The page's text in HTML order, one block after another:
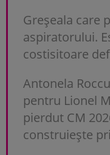
Greșeala care
aspiratorului.
costisitoare
Antonela
pentru Lionel
pierdut CM
construiește